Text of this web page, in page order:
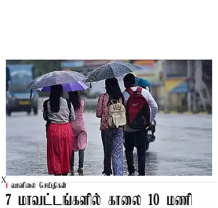
வானிலை செய்திகள்
7 மாவட்டங்களில் காலை 10 மணி
X